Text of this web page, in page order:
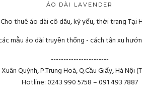
ÁO DÀI LAVENDER
Cho thuê áo dài cô dâu, kỷ yếu, thời trang Tại
mẫu áo dài truyền thống - cách tân xu
-----------------------
Quỳnh, P.Trung Hoà, Q.Cầu Giấy, Hà Nội
Hotline: 0243 990 5758 – 091 493 7887